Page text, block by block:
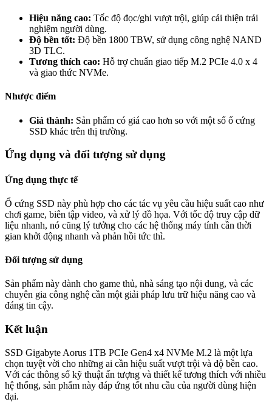
Hiệu năng cao: Tốc độ đọc/ghi vượt trội, giúp cải thiện trải
nghiệm người dùng.
Độ bền tốt: Độ bền 1800 TBW, sử dụng công nghệ NAND
3D TLC.
Tương thích cao: Hỗ trợ chuẩn giao tiếp M.2 PCIe 4.0 x 4
và giao thức NVMe.
Nhược điểm
Giá thành: Sản phẩm có giá cao hơn so với một số ổ cứng
SSD khác trên thị trường.
Ứng dụng và đối tượng sử dụng
Ứng dụng thực tế
Ổ cứng SSD này phù hợp cho các tác vụ yêu cầu hiệu suất cao như
chơi game, biên tập video, và xử lý đồ họa. Với tốc độ truy cập dữ
liệu nhanh, nó cũng lý tưởng cho các hệ thống máy tính cần thời
gian khởi động nhanh và phản hồi tức thì.
Đối tượng sử dụng
Sản phẩm này dành cho game thủ, nhà sáng tạo nội dung, và các
chuyên gia công nghệ cần một giải pháp lưu trữ hiệu năng cao và
đáng tin cậy.
Kết luận
SSD Gigabyte Aorus 1TB PCIe Gen4 x4 NVMe M.2 là một lựa
chọn tuyệt vời cho những ai cần hiệu suất vượt trội và độ bền cao.
Với các thông số kỹ thuật ấn tượng và thiết kế tương thích với nhiều
hệ thống, sản phẩm này đáp ứng tốt nhu cầu của người dùng hiện
đại.